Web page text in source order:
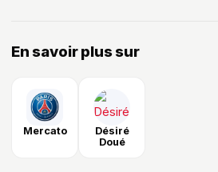
En savoir plus sur
Mercato
Désiré
Doué